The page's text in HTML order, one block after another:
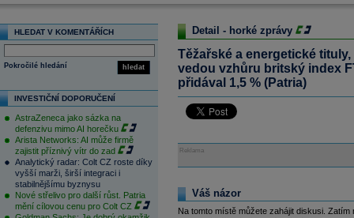
HLEDAT V KOMENTÁŘÍCH
hledat
Pokročilé hledání
INVESTIČNÍ DOPORUČENÍ
AstraZeneca jako sázka na
defenzivu mimo AI horečku
Arista Networks: AI může firmě
zajistit příznivý vítr do zad
Analytický radar: Colt CZ roste díky
vyšší marži, širší integraci i
stabilnějšímu byznysu
Nové střelivo pro další růst. Patria
mění cílovou cenu pro Colt CZ
Detail - horké zprávy
Těžařské a energetické
vedou vzhůru britský index
přidával 1,5 % (Patria)
Reklama
Váš názor
Na tomto místě můžete zahájit diskusi.